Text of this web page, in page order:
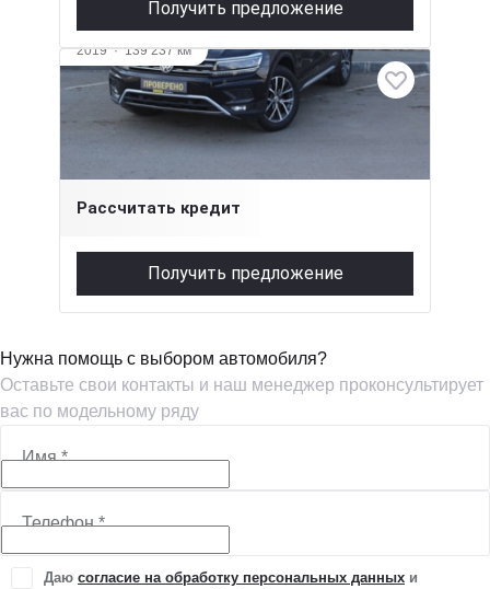
Получить предложение
2019·139 237 км
Volkswagen Tiguan
1.4 л (150 л.с.), Робот, бензин, полный
2 270 000 ₽
Рассчитать кредит
Получить предложение
Нужна помощь с выбором автомобиля?
Оставьте свои контакты и наш менеджер проконсультирует
вас по модельному ряду
Имя*
Телефон*
Даю согласие на обработку персональных данных и